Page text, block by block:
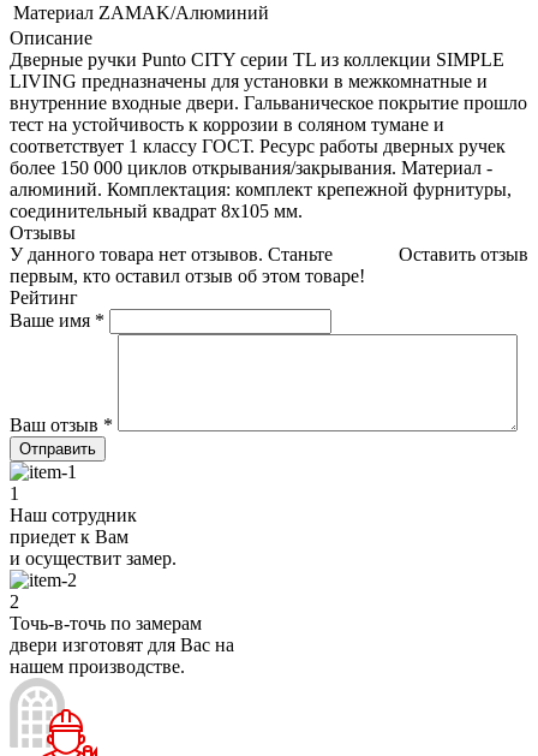
Материал ZAMAK/Алюминий
Описание
Дверные ручки Punto CITY серии TL из коллекции SIMPLE
LIVING предназначены для установки в межкомнатные и
внутренние входные двери. Гальваническое покрытие прошло
тест на устойчивость к коррозии в соляном тумане и
соответствует 1 классу ГОСТ. Ресурс работы дверных ручек
более 150 000 циклов открывания/закрывания. Материал -
алюминий. Комплектация: комплект крепежной фурнитуры,
соединительный квадрат 8x105 мм.
Отзывы
Оставить отзыв
У данного товара нет отзывов. Станьте
первым, кто оставил отзыв об этом товаре!
Рейтинг
Ваше имя *
Ваш отзыв *
1
Наш сотрудник
приедет к Вам
и осуществит замер.
2
Точь-в-точь по замерам
двери изготовят для Вас на
нашем производстве.